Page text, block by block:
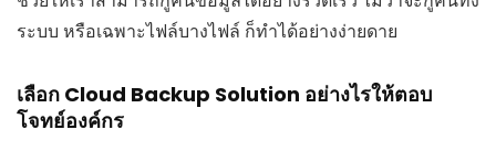
ระบบ หรือเฉพาะไฟล์บางไฟล์ ก็ทำได้อย่างง่ายดาย
เลือก Cloud Backup Solution อย่างไรให้ตอบ
โจทย์องค์กร